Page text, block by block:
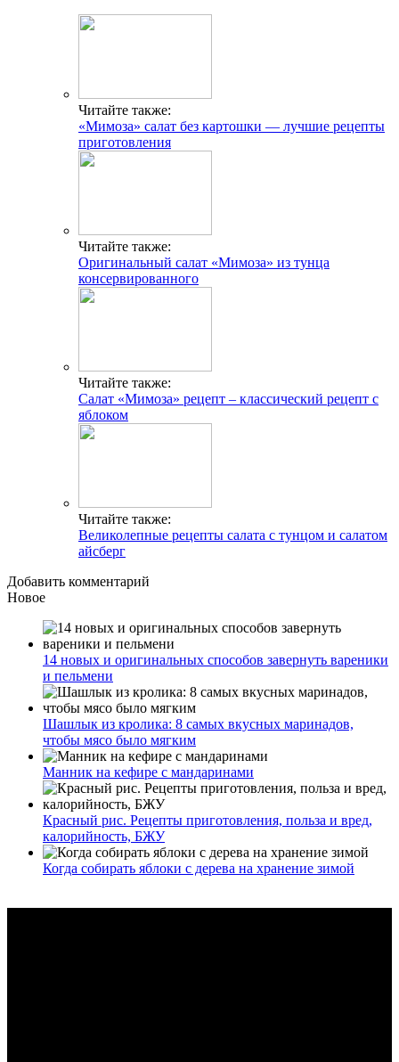
Читайте также:
«Мимоза» салат без картошки — лучшие рецепты
приготовления
Читайте также:
Оригинальный салат «Мимоза» из тунца
консервированного
Читайте также:
Салат «Мимоза» рецепт – классический рецепт с
яблоком
Читайте также:
Великолепные рецепты салата с тунцом и салатом
айсберг
Добавить комментарий
Новое
14 новых и оригинальных способов завернуть вареники
и пельмени
Шашлык из кролика: 8 самых вкусных маринадов,
чтобы мясо было мягким
Манник на кефире с мандаринами
Красный рис. Рецепты приготовления, польза и вред,
калорийность, БЖУ
Когда собирать яблоки с дерева на хранение зимой